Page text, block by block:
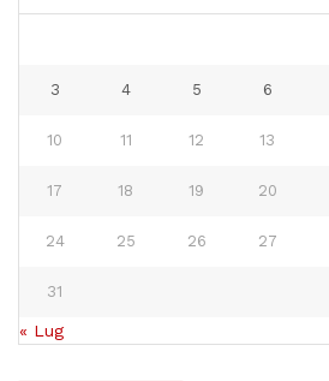
3 4 5 6
10 11 12 13
17 18 19 20
24 25 26 27
31
« Lug